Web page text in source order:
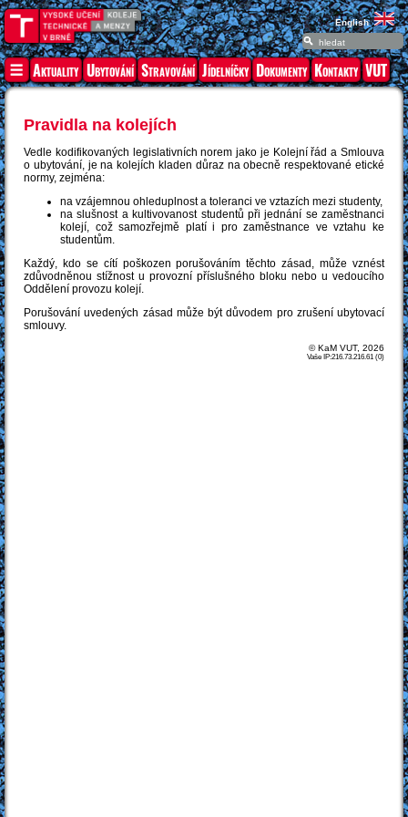
English
Aktuality Ubytování Stravování Jídelníčky Dokumenty Kontakty VUT
Pravidla na kolejích
Vedle kodifikovaných legislativních norem jako je Kolejní řád a Smlouva
o ubytování, je na kolejích kladen důraz na obecně respektované etické
normy, zejména:
na vzájemnou ohleduplnost a toleranci ve vztazích mezi studenty,
na slušnost a kultivovanost studentů při jednání se zaměstnanci
kolejí, což samozřejmě platí i pro zaměstnance ve vztahu ke
studentům.
Každý, kdo se cítí poškozen porušováním těchto zásad, může vznést
zdůvodněnou stížnost u provozní příslušného bloku nebo u vedoucího
Oddělení provozu kolejí.
Porušování uvedených zásad může být důvodem pro zrušení ubytovací
smlouvy.
© KaM VUT, 2026
Vaše IP:216.73.216.61 (0)